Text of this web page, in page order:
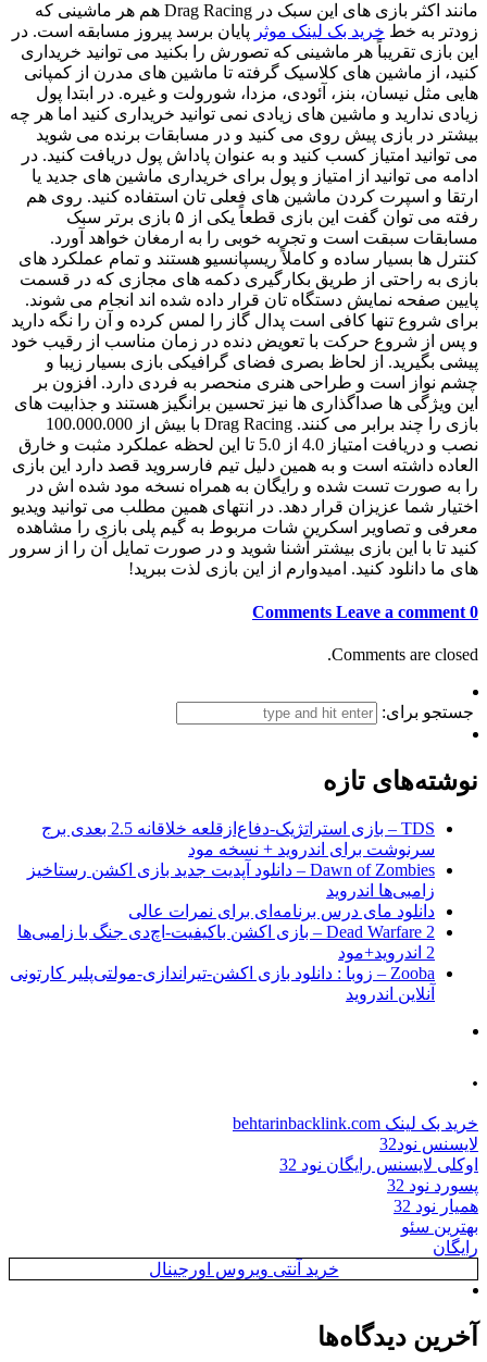
مانند اکثر بازی های این سبک در Drag Racing هم هر ماشینی که
زودتر به خط خرید بک لینک موثر پایان برسد پیروز مسابقه است. در
این بازی تقریباً هر ماشینی که تصورش را بکنید می توانید خریداری
کنید، از ماشین های کلاسیک گرفته تا ماشین های مدرن از کمپانی
هایی مثل نیسان، بنز، آئودی، مزدا، شورولت و غیره. در ابتدا پول
زیادی ندارید و ماشین های زیادی نمی توانید خریداری کنید اما هر چه
بیشتر در بازی پیش روی می کنید و در مسابقات برنده می‌ شوید
می ‌توانید امتیاز کسب کنید و به عنوان پاداش پول دریافت کنید. در
ادامه می توانید از امتیاز و پول برای خریداری ماشین های جدید یا
ارتقا و اسپرت کردن ماشین های فعلی تان استفاده کنید. روی هم
رفته می ‌توان گفت این بازی قطعاً یکی از ۵ بازی برتر سبک
مسابقات سبقت است و تجربه خوبی را به ارمغان خواهد آورد.
کنترل ها بسیار ساده و کاملاً ریسپانسیو هستند و تمام عملکرد های
بازی به راحتی از طریق بکارگیری دکمه های مجازی که در قسمت
پایین صفحه نمایش دستگاه تان قرار داده شده اند انجام می شوند.
برای شروع تنها کافی است پدال گاز را لمس کرده و آن را نگه دارید
و پس از شروع حرکت با تعویض دنده در زمان مناسب از رقیب خود
پیشی بگیرید. از لحاظ بصری فضای گرافیکی بازی بسیار زیبا و
چشم نواز است و طراحی هنری منحصر به فردی دارد. افزون بر
این ویژگی ها صداگذاری ها نیز تحسین برانگیز هستند و جذابیت های
بازی را چند برابر می کنند. Drag Racing با بیش از 100.000.000
نصب و دریافت امتیاز 4.0 از 5.0 تا این لحظه عملکرد مثبت و خارق
العاده داشته است و به همین دلیل تیم فارسروید قصد دارد این بازی
را به صورت تست شده و رایگان به همراه نسخه مود شده اش در
اختیار شما عزیزان قرار دهد. در انتهای همین مطلب می توانید ویدیو
معرفی و تصاویر اسکرین شات مربوط به گیم پلی بازی را مشاهده
کنید تا با این بازی بیشتر آشنا شوید و در صورت تمایل آن را از سرور
های ما دانلود کنید. امیدوارم از این بازی لذت ببرید!
0 Comments
Leave a comment
Comments are closed.
جستجو برای:
نوشته‌های تازه
TDS – بازی استراتژیک-دفاع‌از‌قلعه خلاقانه 2.5 بعدی برج
سرنوشت برای اندروید + نسخه مود
Dawn of Zombies – دانلود آپدیت جدید بازی اکشن رستاخیز
زامبی‌ها اندروید
دانلود مای درس برنامه‌ای برای نمرات عالی
Dead Warfare 2 – بازی اکشن باکیفیت-اچ‌دی جنگ با زامبی‌ها
2 اندروید+مود
Zooba – زوبا : دانلود بازی اکشن-تیراندازی-مولتی‌پلیر کارتونی
آنلاین اندروید
.
خرید بک لینک behtarinbacklink.com
لایسنس نود32
اوکلی لایسنس رایگان نود 32
پسورد نود 32
همیار نود 32
بهترین سئو
رایگان
خرید آنتی ویروس اورجینال
آخرین دیدگاه‌ها